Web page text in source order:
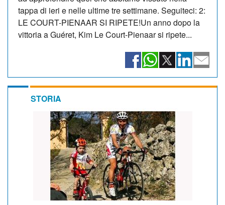
tappa di ieri e nelle ultime tre settimane. Seguiteci: 2:
LE COURT-PIENAAR SI RIPETE!Un anno dopo la
vittoria a Guéret, Kim Le Court-Pienaar si ripete...
STORIA